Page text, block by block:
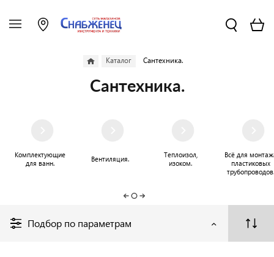
Каталог Сантехника.
Сантехника.
Комплектующие
для ванн.
Вентиляция.
Теплоизол,
изоком.
Всё для
пластиковых
трубопроводов.
Подбор по параметрам